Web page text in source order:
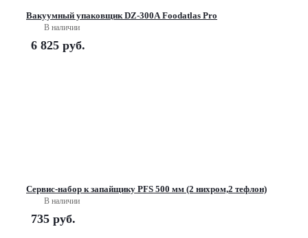
Вакуумный упаковщик DZ-300A Foodatlas Pro
В наличии
6 825 руб.
Сервис-набор к запайщику PFS 500 мм (2 нихром,2 тефлон)
В наличии
735 руб.